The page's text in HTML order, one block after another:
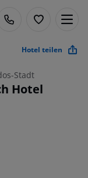
Hotel teilen
Stadt
Hotel